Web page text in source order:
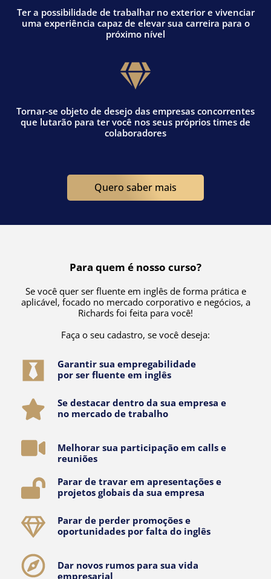
Ter a possibilidade de trabalhar no exterior e vivenciar
uma experiência capaz de elevar sua carreira para o
próximo nível
Tornar-se objeto de desejo das empresas concorrentes
que lutarão para ter você nos seus próprios times de
colaboradores
Quero saber mais
Para quem é nosso curso?
Se você quer ser fluente em inglês de forma prática e
aplicável, focado no mercado corporativo e negócios, a
Richards foi feita para você!
Faça o seu cadastro, se você deseja:
Garantir sua empregabilidade
por ser fluente em inglês
Se destacar dentro da sua empresa e
no mercado de trabalho
Melhorar sua participação em calls e
reuniões
Parar de travar em apresentações e
projetos globais da sua empresa
Parar de perder promoções e
oportunidades por falta do inglês
Dar novos rumos para sua vida
empresarial